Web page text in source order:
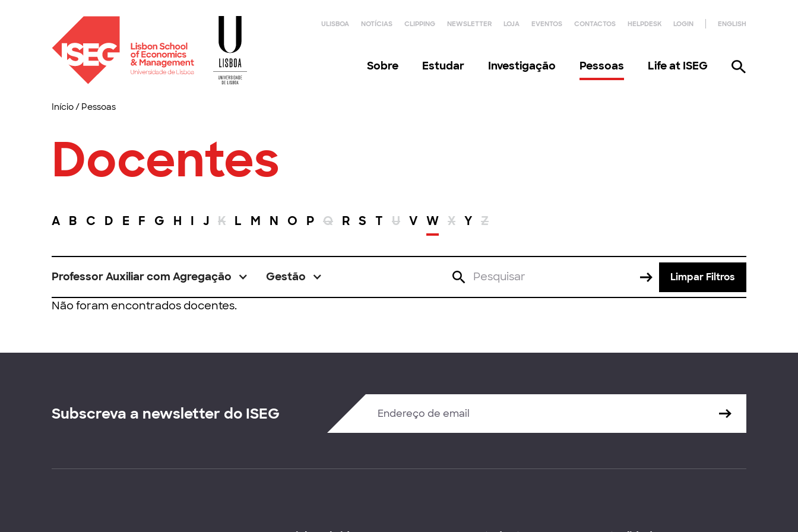
ULISBOA NOTÍCIAS CLIPPING NEWSLETTER LOJA EVENTOS CONTACTOS HELPDESK LOGIN ENGLISH
Sobre Estudar Investigação Pessoas Life at ISEG
Início/ Pessoas
Docentes
A B C D E F G H I J K L M N O P Q R S T U V W X Y Z
Professor Auxiliar com Agregação Gestão Limpar Filtros
Não foram encontrados docentes.
Subscreva a newsletter do ISEG